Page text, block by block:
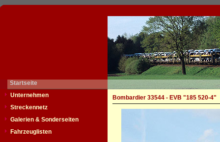
Startseite
Unternehmen
Streckennetz
Galerien & Sonderseiten
Fahrzeuglisten
Bombardier 33544 - EVB "185 520-4"